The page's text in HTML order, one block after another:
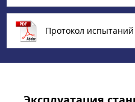
Протокол